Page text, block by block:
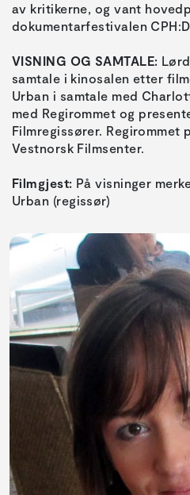
av kritikerne, og vant
dokumentarfestivalen
VISNING OG SAMTALE:
samtale i kinosalen etter
Urban i samtale med
med Regirommet og
Filmregissører. Regirommet
Vestnorsk Filmsenter.
Filmgjest: På visninger
Urban (regissør)